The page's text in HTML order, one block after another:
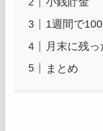
1週間で
月末に残
まとめ